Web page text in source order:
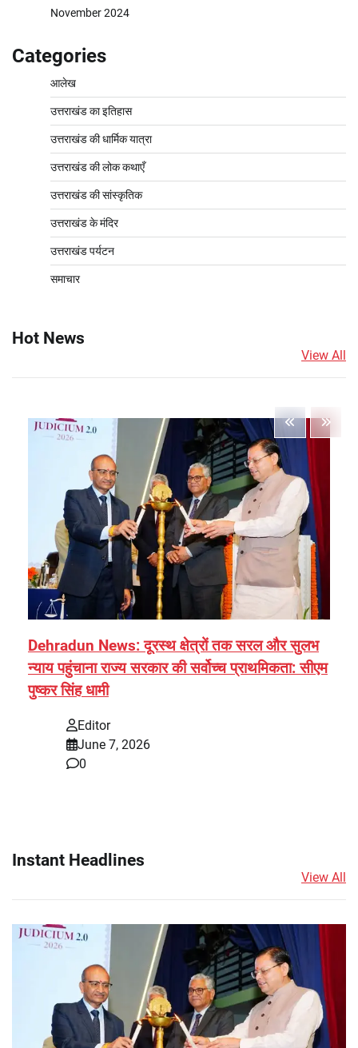
November 2024
Categories
आलेख
उत्तराखंड का इतिहास
उत्तराखंड की धार्मिक यात्रा
उत्तराखंड की लोक कथाएँ
उत्तराखंड की सांस्कृतिक
उत्तराखंड के मंदिर
उत्तराखंड पर्यटन
समाचार
Hot News
View All
Dehradun News: दूरस्थ क्षेत्रों तक सरल और सुलभ
न्याय पहुंचाना राज्य सरकार की सर्वोच्च प्राथमिकता: सीएम
पुष्कर सिंह धामी
Editor
June 7, 2026
0
Instant Headlines
View All